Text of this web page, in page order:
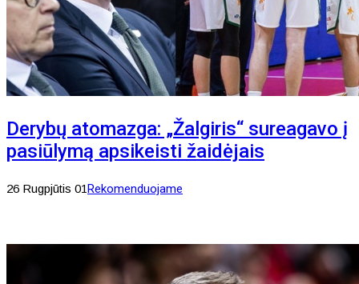
Derybų atomazga: „Žalgiris“ sureagavo į
pasiūlymą apsikeisti žaidėjais
26 Rugpjūtis 01Rekomenduojame